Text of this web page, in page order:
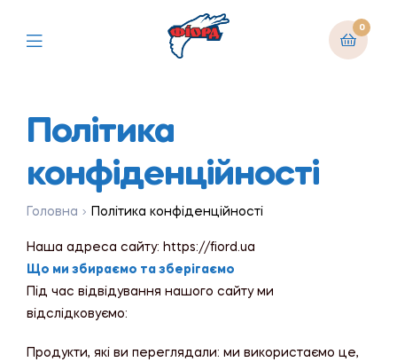
0
Політика
конфіденційності
Головна Політика конфіденційності
Наша адреса сайту: https://fiord.ua
Що ми збираємо та зберігаємо
Під час відвідування нашого сайту ми
відслідковуємо:
Продукти, які ви переглядали: ми використаємо це,